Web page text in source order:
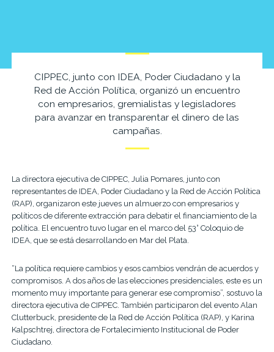
CIPPEC, junto con IDEA, Poder Ciudadano y la
Red de Acción Política, organizó un encuentro
con empresarios, gremialistas y legisladores
para avanzar en transparentar el dinero de las
campañas.
La directora ejecutiva de CIPPEC, Julia Pomares, junto con
representantes de IDEA, Poder Ciudadano y la Red de Acción Política
(RAP), organizaron este jueves un almuerzo con empresarios y
políticos de diferente extracción para debatir el financiamiento de la
política. El encuentro tuvo lugar en el marco del 53° Coloquio de
IDEA, que se está desarrollando en Mar del Plata.
“La política requiere cambios y esos cambios vendrán de acuerdos y
compromisos. A dos años de las elecciones presidenciales, este es un
momento muy importante para generar ese compromiso”, sostuvo la
directora ejecutiva de CIPPEC. También participaron del evento Alan
Clutterbuck, presidente de la Red de Acción Política (RAP), y Karina
Kalpschtrej, directora de Fortalecimiento Institucional de Poder
Ciudadano.